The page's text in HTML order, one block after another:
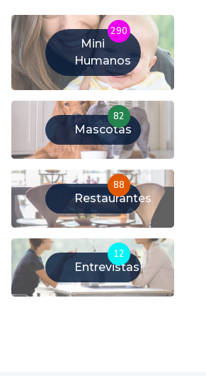
Mini
Humanos
290
Mascotas
82
Restaurantes
88
Entrevistas
12